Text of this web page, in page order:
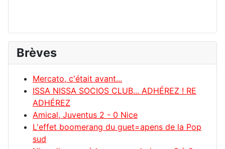
Brèves
Mercato, c'était avant...
ISSA NISSA SOCIOS CLUB... ADHÉREZ ! RE
ADHÉREZ
Amical, Juventus 2 - 0 Nice
L'effet boomerang du guet=apens de la Pop
sud